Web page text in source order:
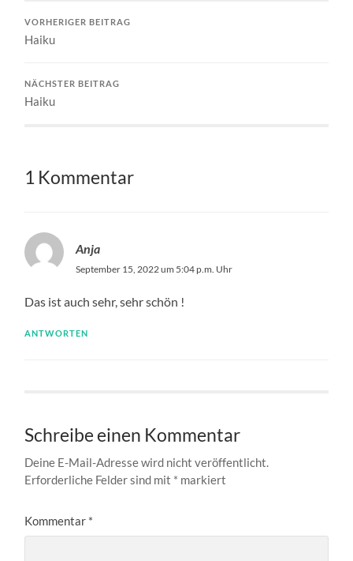
VORHERIGER BEITRAG
Haiku
NÄCHSTER BEITRAG
Haiku
1 Kommentar
Anja
September 15, 2022 um 5:04 p.m. Uhr
Das ist auch sehr, sehr schön !
ANTWORTEN
Schreibe einen Kommentar
Deine E-Mail-Adresse wird nicht veröffentlicht.
Erforderliche Felder sind mit * markiert
Kommentar *